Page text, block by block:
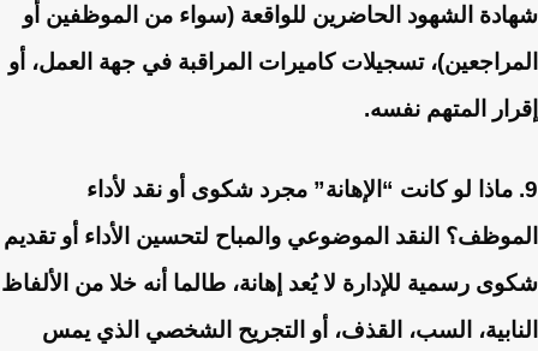
شهادة الشهود الحاضرين للواقعة (سواء من الموظفين أو
المراجعين)، تسجيلات كاميرات المراقبة في جهة العمل، أو
إقرار المتهم نفسه.
9. ماذا لو كانت “الإهانة” مجرد شكوى أو نقد لأداء
الموظف؟ النقد الموضوعي والمباح لتحسين الأداء أو تقديم
شكوى رسمية للإدارة لا يُعد إهانة، طالما أنه خلا من الألفاظ
النابية، السب، القذف، أو التجريح الشخصي الذي يمس